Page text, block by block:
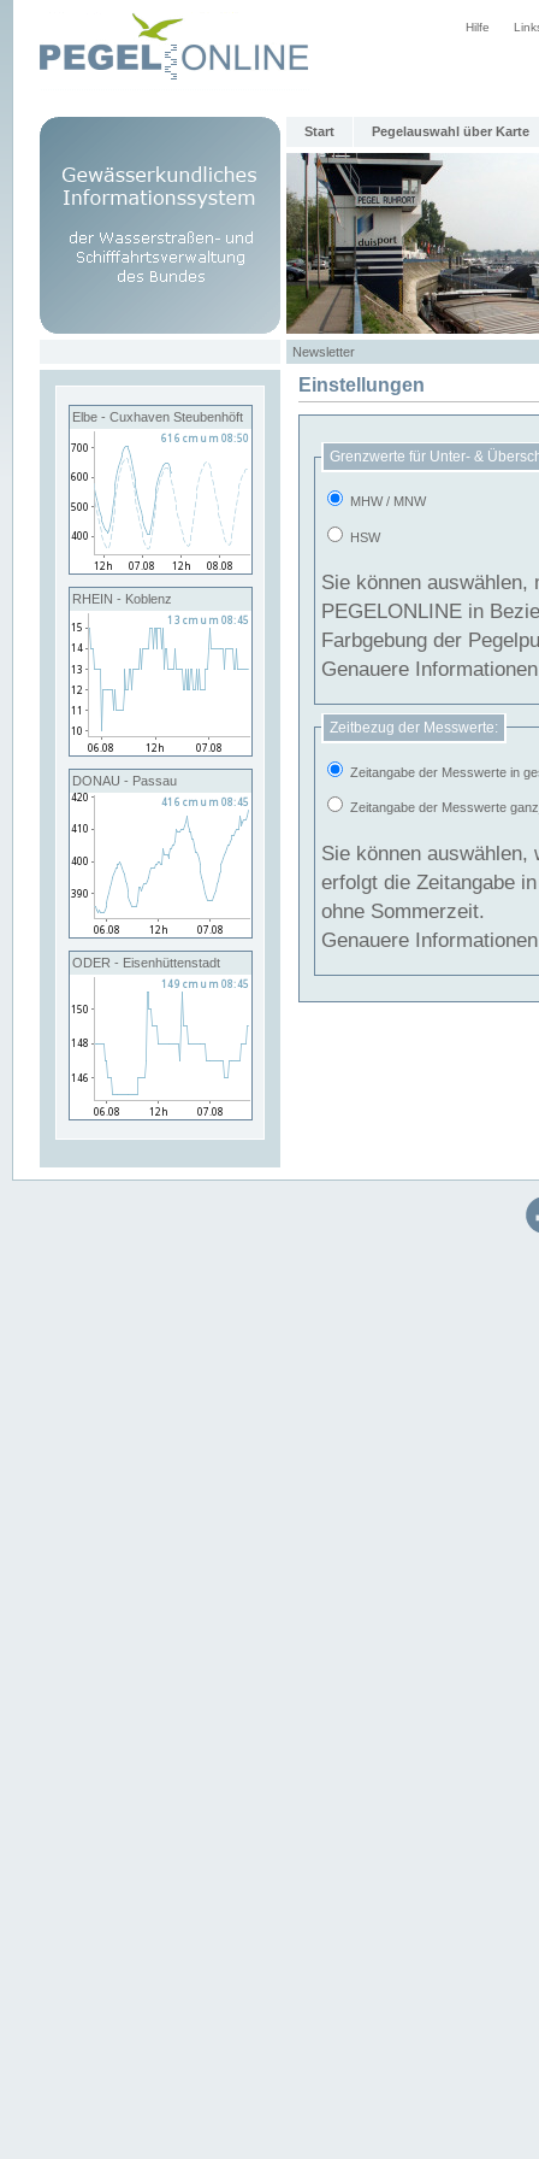
Hilfe
Start Pegelauswahl über Karte
Newsletter
Elbe - Cuxhaven Steubenhöft
RHEIN - Koblenz
DONAU - Passau
ODER - Eisenhüttenstadt
Einstellungen
Grenzwerte für Unter- &
MHW / MNW
HSW
Sie können
PEGELONLINE in Beziehung
Farbgebung der
Genauere
Zeitbezug der Messwerte:
Zeitangabe der Messwerte in
Zeitangabe der Messwerte
Sie können auswählen,
erfolgt die Zeitangabe
ohne Sommerzeit.
Genauere